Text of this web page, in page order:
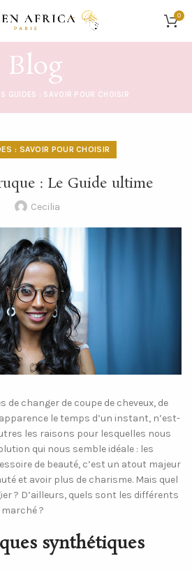
0
Blog
GUIDES : SAVOIR POUR CHOISIR
: SAVOIR POUR CHOISIR
: Le Guide ultime
Cecilia
de changer de coupe de cheveux, de
le temps d’un instant, n’est-
les raisons pour lesquelles nous
qui nous semble idéale : les
de beauté, c’est un atout majeur
et avoir plus de charisme. Mais quel
? D’ailleurs, quels sont les différents
?
synthétiques